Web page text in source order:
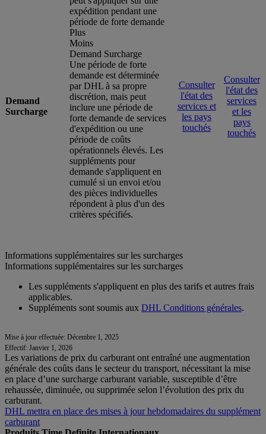
Demand
Surcharge
expédition pendant une
période de forte demande
Plus
Moins
Demand Surcharge
Une période de forte
demande est déterminée
par DHL à sa propre
discrétion, mais peut
inclure une période de
forte demande de services
d'expédition ou une
période de coûts
opérationnels élevés. Les
suppléments pour
demande s'appliquent en
cumulé si un envoi et/ou
des pièces individuelles
répondent à plus d'un des
critères spécifiés.
Consulter
l'état des
services et
les pays
touchés
Consulter
l'état des
services
et les
pays
touchés
Informations supplémentaires sur les surcharges
Informations supplémentaires sur les surcharges
Les suppléments s'appliquent en plus des tarifs et autres frais
applicables.
Suppléments sont soumis aux DHL Conditions générales.
Mise à jour effectuée: Décembre 1, 2025
Effectif: Janvier 1, 2026
Les variations de prix du carburant ont entraîné une augmentation
générale des coûts dans le secteur du transport, nécessitant la mise
en place d’une surcharge carburant variable, susceptible d’être
rehaussée, diminuée, ou supprimée selon l’évolution des prix du
carburant.
DHL mettra en place des mises à jour hebdomadaires du supplément
carburant